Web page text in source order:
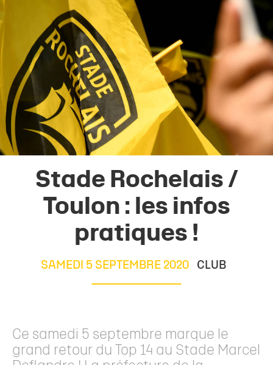
Stade Rochelais /
Toulon : les infos
pratiques !
SAMEDI 5 SEPTEMBRE 2020 CLUB
Ce samedi 5 septembre marque le
grand retour du Top 14 au Stade Marcel